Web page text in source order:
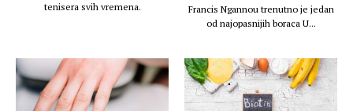
tenisera svih vremena.
Francis Ngannou trenutno je jedan
od najopasnijih boraca U...